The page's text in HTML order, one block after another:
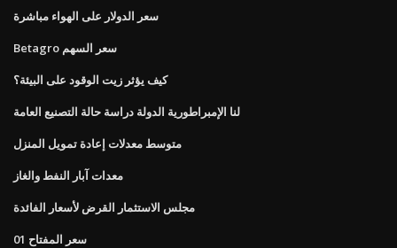
سعر الدولار على الهواء مباشرة
Betagro سعر السهم
كيف يؤثر زيت الوقود على البيئة؟
لنا الإمبراطورية الدولة دراسة حالة التصنيع العامة
متوسط ​​معدلات إعادة تمويل المنزل
معدات آبار النفط والغاز
مجلس الاستثمار القرض لأسعار الفائدة
سعر المفتاح 01